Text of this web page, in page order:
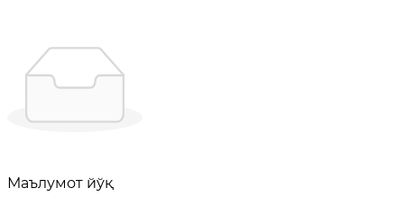
Маълумот йўқ